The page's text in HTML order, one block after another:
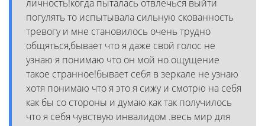
личность!когда пыталась отвлечься выйти
погулять то испытывала сильную скованность
тревогу и мне становилось очень трудно
общяться,бывает что я даже свой голос не
узнаю я понимаю что он мой но ощущение
такое странное!бывает себя в зеркале не узнаю
хотя понимаю что я это я сижу и смотрю на себя
как бы со стороны и думаю как так получилось
что я себя чувствую инвалидом .весь мир для